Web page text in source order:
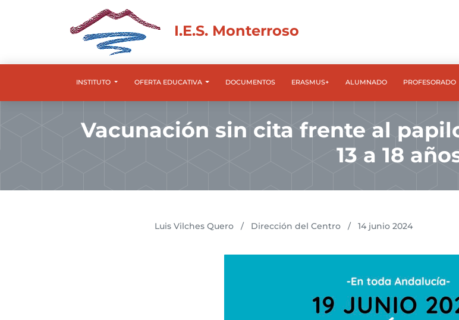
I.E.S. Monterroso
INSTITUTO OFERTA EDUCATIVA DOCUMENTOS ERASMUS+ ALUMNADO PROFESORADO
Vacunación sin cita frente al
13 a 18
Luis Vilches Quero / Dirección del Centro / 14 junio 2024